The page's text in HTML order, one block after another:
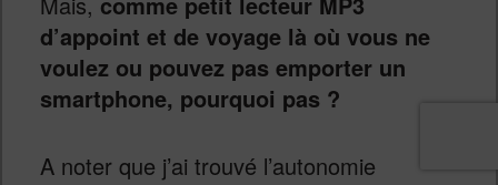
d’appoint et de voyage là où vous ne
voulez ou pouvez pas emporter un
smartphone, pourquoi pas ?
A noter que j’ai trouvé l’autonomie